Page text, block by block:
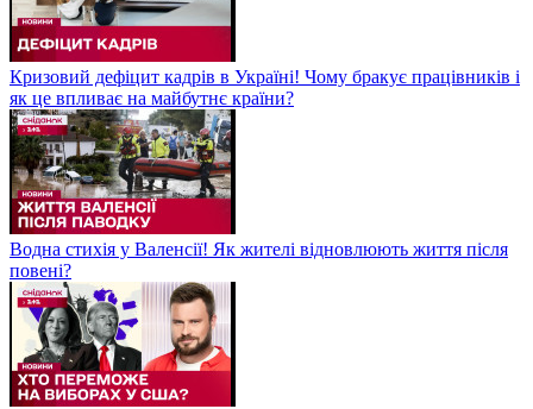
Кризовий дефіцит кадрів в Україні! Чому бракує працівників і
як це впливає на майбутнє країни?
Водна стихія у Валенсії! Як жителі відновлюють життя після
повені?